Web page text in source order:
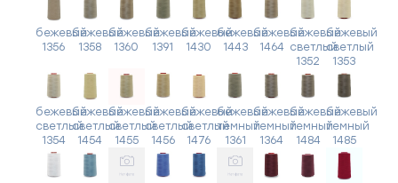
бежевый
1356
бежевый
1358
бежевый
1360
бежевый
1391
бежевый
1430
бежевый
1443
бежевый
1464
бежевый
светлый
1352
бежевый
светлый
1353
бежевый
светлый
1354
бежевый
светлый
1454
бежевый
светлый
1455
бежевый
светлый
1456
бежевый
светлый
1476
бежевый
темный
1361
бежевый
темный
1364
бежевый
темный
1484
бежевый
темный
1485